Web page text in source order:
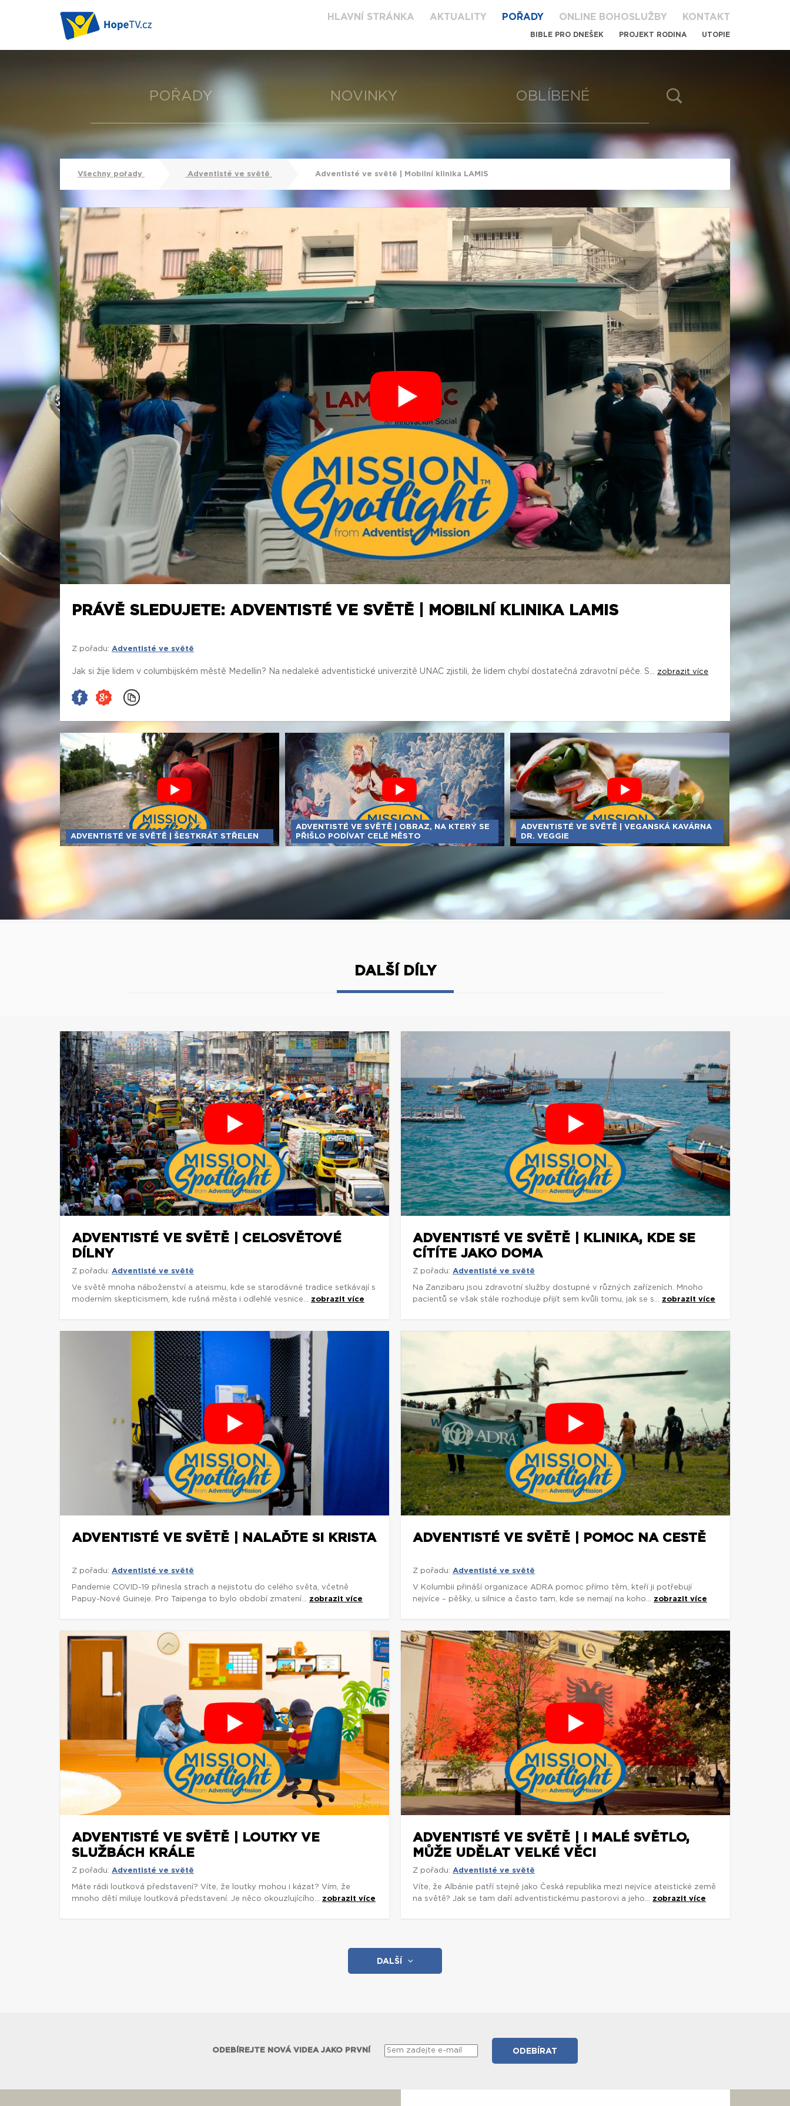
HLAVNÍ STRÁNKA AKTUALITY POŘADY ONLINE BOHOSLUŽBY KONTAKT
BIBLE PRO DNEŠEK PROJEKT RODINA UTOPIE
POŘADY NOVINKY OBLÍBENÉ
Všechny pořady Adventisté ve světě Adventisté ve světě | Mobilní klinika LAMIS
PRÁVĚ SLEDUJETE: ADVENTISTÉ VE SVĚTĚ | MOBILNÍ KLINIKA LAMIS
Z pořadu: Adventisté ve světě
Jak si žije lidem v columbijském městě Medellin? Na nedaleké adventistické univerzitě UNAC zjistili, že lidem chybí dostatečná zdravotní péče. S... zobrazit více
ADVENTISTÉ VE SVĚTĚ | ŠESTKRÁT STŘELEN
ADVENTISTÉ VE SVĚTĚ | OBRAZ, NA KTERÝ SE
PŘIŠLO PODÍVAT CELÉ MĚSTO
ADVENTISTÉ VE SVĚTĚ | VEGANSKÁ KAVÁRNA
DR. VEGGIE
DALŠÍ DÍLY
ADVENTISTÉ VE SVĚTĚ | CELOSVĚTOVÉ
DÍLNY
Z pořadu: Adventisté ve světě
Ve světě mnoha náboženství a ateismu, kde se starodávné tradice setkávají s
moderním skepticismem, kde rušná města i odlehlé vesnice... zobrazit více
ADVENTISTÉ VE SVĚTĚ | KLINIKA, KDE SE
CÍTÍTE JAKO DOMA
Z pořadu: Adventisté ve světě
Na Zanzibaru jsou zdravotní služby dostupné v různých zařízeních. Mnoho
pacientů se však stále rozhoduje přijít sem kvůli tomu, jak se s... zobrazit více
ADVENTISTÉ VE SVĚTĚ | NALAĎTE SI KRISTA
Z pořadu: Adventisté ve světě
Pandemie COVID-19 přinesla strach a nejistotu do celého světa, včetně
Papuy-Nové Guineje. Pro Taipenga to bylo období zmatení... zobrazit více
ADVENTISTÉ VE SVĚTĚ | POMOC NA CESTĚ
Z pořadu: Adventisté ve světě
V Kolumbii přináší organizace ADRA pomoc přímo těm, kteří ji potřebují
nejvíce – pěšky, u silnice a často tam, kde se nemají na koho... zobrazit více
ADVENTISTÉ VE SVĚTĚ | LOUTKY VE
SLUŽBÁCH KRÁLE
Z pořadu: Adventisté ve světě
Máte rádi loutková představení? Víte, že loutky mohou i kázat? Vím, že
mnoho dětí miluje loutková představení. Je něco okouzlujícího... zobrazit více
ADVENTISTÉ VE SVĚTĚ | I MALÉ SVĚTLO,
MŮŽE UDĚLAT VELKÉ VĚCI
Z pořadu: Adventisté ve světě
Víte, že Albánie patří stejně jako Česká republika mezi nejvíce ateistické země
na světě? Jak se tam daří adventistickému pastorovi a jeho... zobrazit více
DALŠÍ
ODEBÍREJTE NOVÁ VIDEA JAKO PRVNÍ